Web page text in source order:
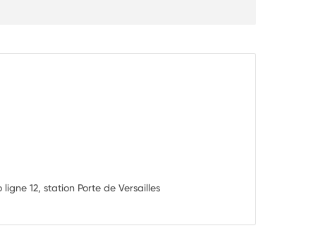
ligne 12, station Porte de Versailles